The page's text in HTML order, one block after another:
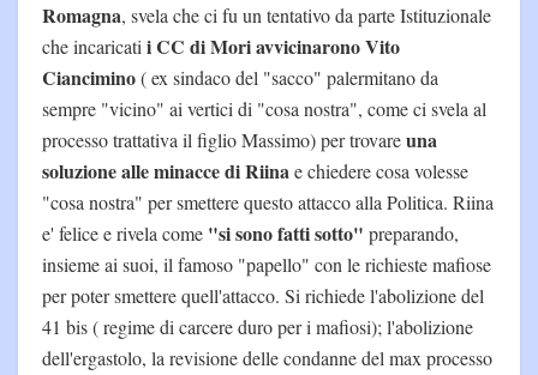
Romagna, svela che ci fu un tentativo da parte Istituzionale
che incaricatii CC di Mori avvicinarono Vito
Ciancimino( ex sindaco del "sacco" palermitano da
sempre "vicino" ai vertici di "cosa nostra", come ci svela al
processo trattativa il figlio Massimo) per trovareuna
soluzione alle minacce di Riinae chiedere cosa volesse
"cosa nostra" per smettere questo attacco alla Politica. Riina
e' felice e rivela come "si sono fatti sotto" preparando,
insieme ai suoi, il famoso "papello" con le richieste mafiose
per poter smettere quell'attacco. Si richiede l'abolizione del
41 bis ( regime di carcere duro per i mafiosi); l'abolizione
dell'ergastolo, la revisione delle condanne del max processo